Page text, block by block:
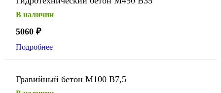
В наличии
5060 ₽
Подробнее
Гравийный бетон М100 В7,5